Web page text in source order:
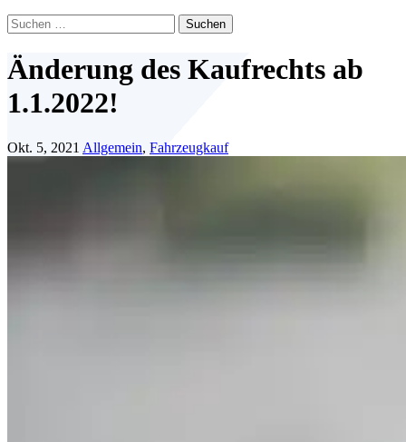
Suchen
nach:
Änderung des Kaufrechts ab
1.1.2022!
Okt. 5, 2021 Allgemein, Fahrzeugkauf